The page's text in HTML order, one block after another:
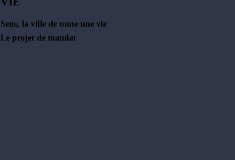
Sens, la ville de toute une vie
Le projet de mandat